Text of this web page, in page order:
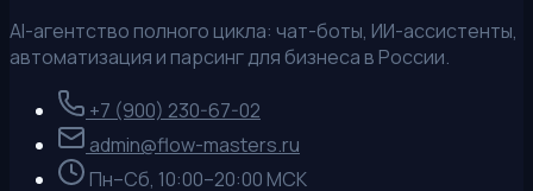
AI-агентство полного цикла: чат-боты, ИИ-ассистенты,
автоматизация и парсинг для бизнеса в России.
+7 (900) 230-67-02
admin@flow-masters.ru
Пн–Сб, 10:00–20:00 МСК